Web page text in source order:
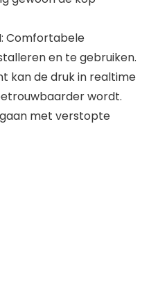
Comfortabele
en te gebruiken.
kan de druk in realtime
wordt.
met verstopte